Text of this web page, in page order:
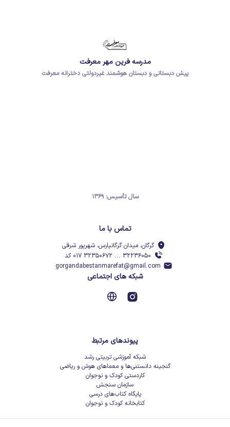
مدرسه فرین مهر معرفت
پیش دبستانی و دبستان هوشمند غیردولتی دخترانه معرفت
سال تأسیس: ۱۳۶۹
تماس با ما
گرگان، میدان گرگانپارس، شهریور شرقی
۳۲۲۳۶۰۵۰ ... ۳۲۳۵۰۶۷۲ ۰۱۷ کد
gorgandabestanmarefat@gmail.com
شبکه های اجتماعی
پیوندهای مرتبط
شبکه آموزشی تربیتی رشد
گنجینه دانستنی‌ها و معماهای هوش و ریاضی
کاردستی کودک و نوجوان
سازمان سنجش
پایگاه کتاب‌های درسی
کتابخانه کودک و نوجوان